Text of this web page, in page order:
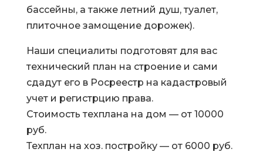
бассейны, а также летний душ, туалет,
плиточное замощение дорожек).
Наши специалиты подготовят для вас
технический план на строение и сами
сдадут его в Росреестр на кадастровый
учет и регистрцию права.
Стоимость техплана на дом — от 10000
руб.
Техплан на хоз. постройку — от 6000 руб.